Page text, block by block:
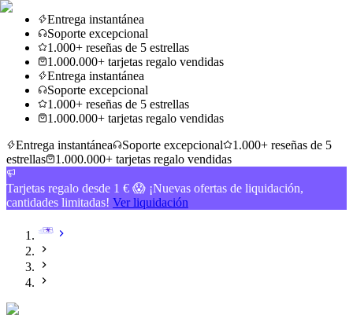
Entrega instantánea
Soporte excepcional
1.000+ reseñas de 5 estrellas
1.000.000+ tarjetas regalo vendidas
Entrega instantánea
Soporte excepcional
1.000+ reseñas de 5 estrellas
1.000.000+ tarjetas regalo vendidas
Entrega instantánea
Soporte excepcional
1.000+ reseñas de 5
estrellas
1.000.000+ tarjetas regalo vendidas
Tarjetas regalo desde 1 € 😱 ¡Nuevas ofertas de liquidación,
cantidades limitadas! Ver liquidación